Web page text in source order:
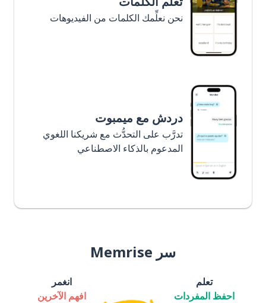
نحن نعلِّمك الكلمات من الفيديوهات
دردش مع ميمبوت
تدرَّب على التحدُّث مع شريكنا اللغوي
المدعوم بالذكاء الاصطناعي
سر Memrise
تعلم
احفظ المفردات
انغمر
افهم الآخرين